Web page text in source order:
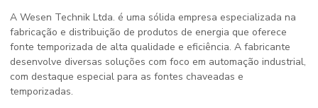
A Wesen Technik Ltda. é uma sólida empresa especializada na
fabricação e distribuição de produtos de energia que oferece
fonte temporizada de alta qualidade e eficiência. A fabricante
desenvolve diversas soluções com foco em automação industrial,
com destaque especial para as fontes chaveadas e
temporizadas.